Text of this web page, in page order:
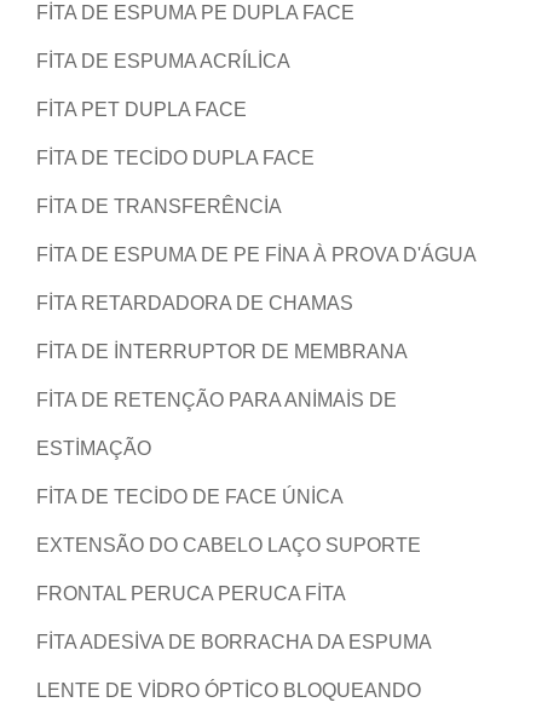
FITA DE ESPUMA PE DUPLA FACE
FITA DE ESPUMA ACRÍLICA
FITA PET DUPLA FACE
FITA DE TECIDO DUPLA FACE
FITA DE TRANSFERÊNCIA
FITA DE ESPUMA DE PE FINA À PROVA D'ÁGUA
FITA RETARDADORA DE CHAMAS
FITA DE INTERRUPTOR DE MEMBRANA
FITA DE RETENÇÃO PARA ANIMAIS DE
ESTIMAÇÃO
FITA DE TECIDO DE FACE ÚNICA
EXTENSÃO DO CABELO LAÇO SUPORTE
FRONTAL PERUCA PERUCA FITA
FITA ADESIVA DE BORRACHA DA ESPUMA
LENTE DE VIDRO ÓPTICO BLOQUEANDO